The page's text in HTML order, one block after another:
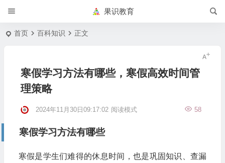
果识教育
首页 百科知识 正文
寒假学习方法有哪些，寒假高效时间管
理策略
2024年11月30日09:17:02 58
阅读模式
寒假学习方法有哪些
寒假是学生们难得的休息时间，也是巩固知识、查漏